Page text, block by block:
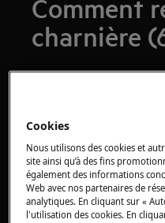
Comment
charnière
Solution
l'appareil et débranchez
Faites toujours
appareils, pour les
personnes pour le
Cookies
Nous utilisons des cookies et
site ainsi qu’à des fins
également des informations
Web avec nos partenaires de
analytiques. En cliquant sur «
l'utilisation des cookies. En